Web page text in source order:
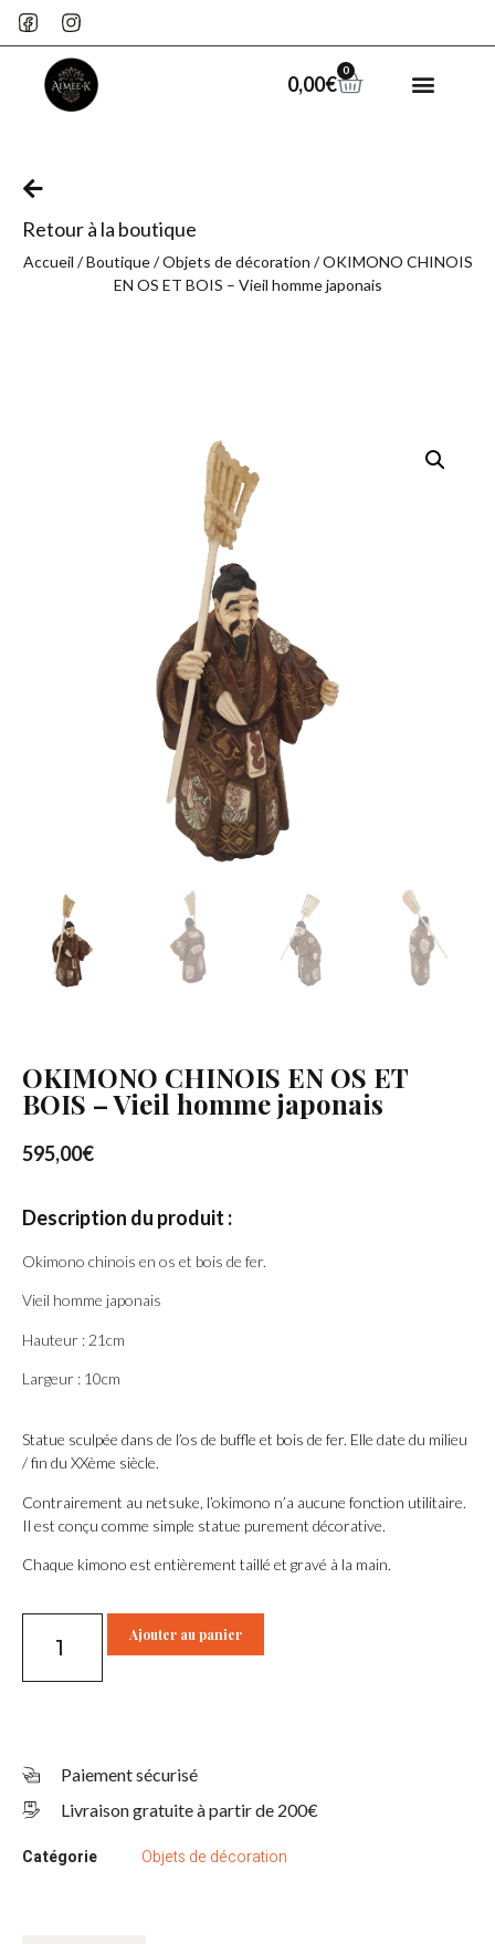
0,00€
0
Retour à la boutique
Accueil /Boutique/Objets de décoration / OKIMONO CHINOIS
EN OS ET BOIS – Vieil homme japonais
OKIMONO CHINOIS EN OS ET
BOIS – Vieil homme japonais
595,00€
Description du produit :
Okimono chinois en os et bois de fer.
Vieil homme japonais
Hauteur : 21cm
Largeur : 10cm
Statue sculpée dans de l’os de buffle et bois de fer. Elle date du milieu
/ fin du XXème siècle.
Contrairement au netsuke, l’okimono n’a aucune fonction utilitaire.
Il est conçu comme simple statue purement décorative.
Chaque kimono est entièrement taillé et gravé à la main.
Ajouter au panier
Paiement sécurisé
Livraison gratuite à partir de 200€
Catégorie Objets de décoration